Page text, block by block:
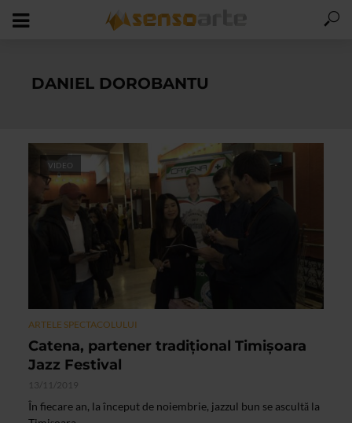
DANIEL DOROBANTU
VIDEO
ARTELE SPECTACOLULUI
Catena, partener tradițional Timișoara
Jazz Festival
13/11/2019
În fiecare an, la început de noiembrie, jazzul bun se ascultă la